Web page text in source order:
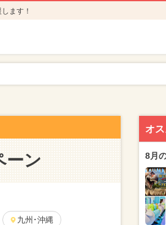
ます！
ーン
九州･沖縄
オ
8月